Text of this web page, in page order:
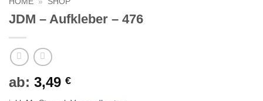
JDM – Aufkleber – 476
ab: 3,49 €